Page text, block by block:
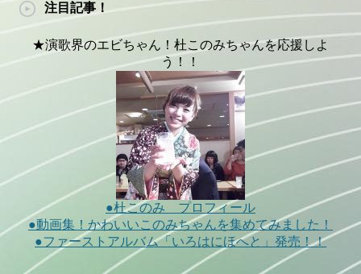
注目記事！
★演歌界のエビちゃん！杜このみちゃんを応援しよ
う！！
●杜このみ プロフィール
●動画集！かわいいこのみちゃんを集めてみました！
●ファーストアルバム「いろはにほへと」発売！！